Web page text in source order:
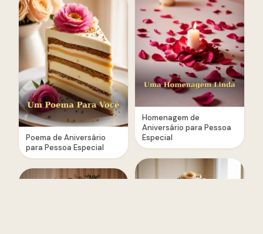
Poema de Aniversário
para Pessoa Especial
Homenagem de
Aniversário para Pessoa
Especial